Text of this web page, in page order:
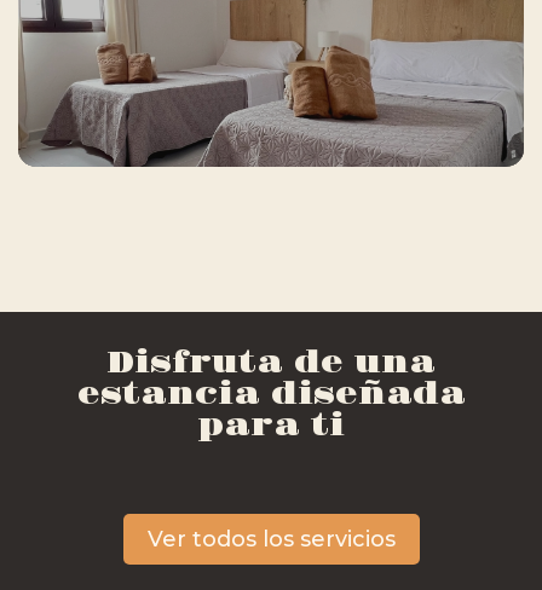
Disfruta de una
estancia diseñada
para ti
Ver todos los servicios